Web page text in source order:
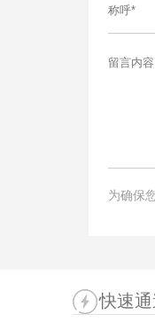
为确保
快速